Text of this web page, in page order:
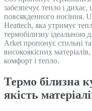
забезпечує тепло і
повсякденного носіння.
Heattech, яка утримує
термобілизну ідеальною
Arket пропонує стильні
високоякісних
комфорт і тепло.
Термо білизна
якість